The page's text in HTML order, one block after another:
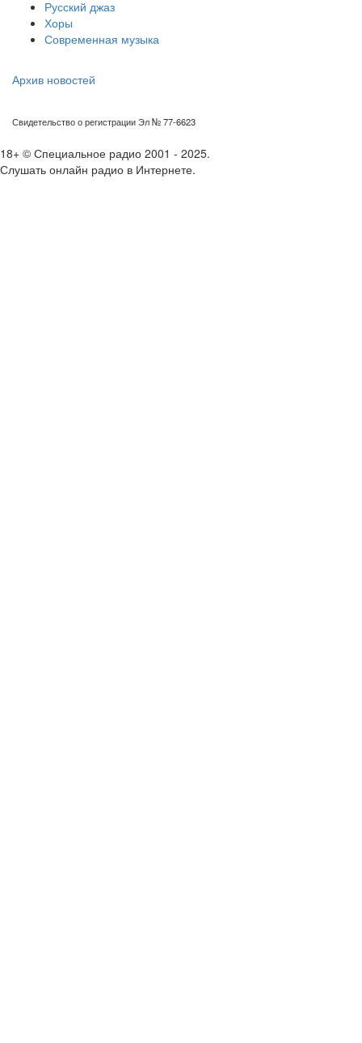
Русский джаз
Хоры
Современная музыка
Архив новостей
Свидетельство о регистрации Эл № 77-6623
18+ © Специальное радио 2001 - 2025.
Слушать онлайн радио в Интернете.